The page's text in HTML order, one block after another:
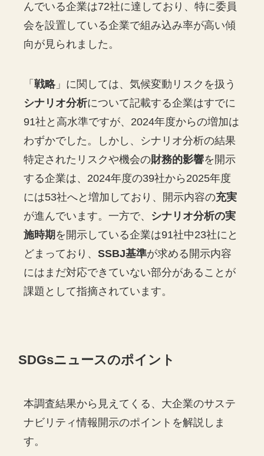
んでいる企業は72社に達しており、特に委員
会を設置している企業で組み込み率が高い傾
向が見られました。
「戦略 」に関しては、気候変動リスクを扱う
シナリオ分析について記載する企業はすでに
91社と高水準ですが、2024年度からの増加は
わずかでした。しかし、シナリオ分析の結果
特定されたリスクや機会の財務的影響を開示
する企業は、2024年度の39社から2025年度
には53社へと増加しており、開示内容の充実
が進んでいます。一方で、 シナリオ分析の実
施時期 を開示している企業は91社中23社にと
どまっており、SSBJ基準が求める開示内容
にはまだ対応できていない部分があることが
課題として指摘されています。
SDGsニュースのポイント
本調査結果から見えてくる、大企業のサステ
ナビリティ情報開示のポイントを解説しま
す。